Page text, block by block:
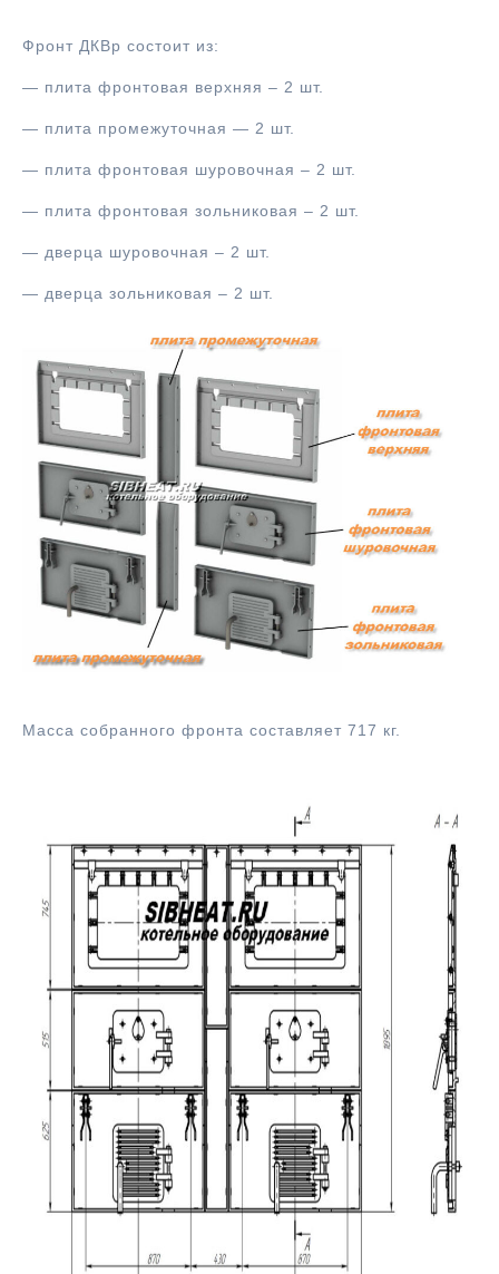
Фронт ДКВр состоит из:
— плита фронтовая верхняя – 2 шт.
— плита промежуточная — 2 шт.
— плита фронтовая шуровочная – 2 шт.
— плита фронтовая зольниковая – 2 шт.
— дверца шуровочная – 2 шт.
— дверца зольниковая – 2 шт.
Масса собранного фронта составляет 717 кг.